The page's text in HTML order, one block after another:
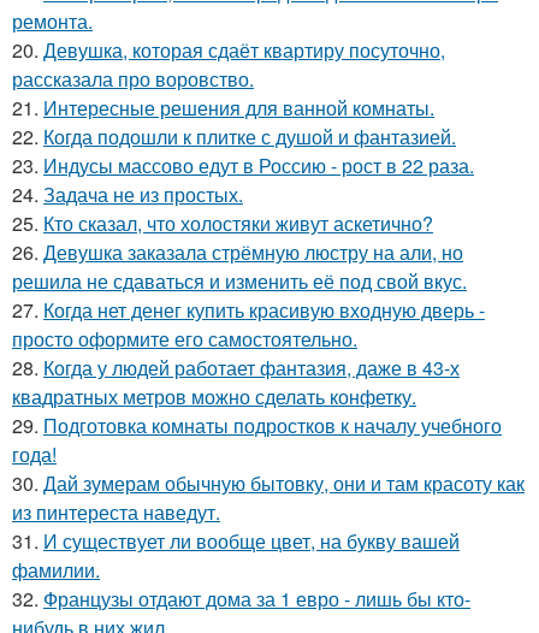
ремонта.
20. Девушка, которая сдаёт квартиру посуточно,
рассказала про воровство.
21. Интересные решения для ванной комнаты.
22. Когда подошли к плитке с душой и фантазией.
23. Индусы массово едут в Россию - рост в 22 раза.
24. Задача не из простых.
25. Кто сказал, что холостяки живут аскетично?
26. Девушка заказала стрёмную люстру на али, но
решила не сдаваться и изменить её под свой вкус.
27. Когда нет денег купить красивую входную дверь -
просто оформите его самостоятельно.
28. Когда у людей работает фантазия, даже в 43-х
квадратных метров можно сделать конфетку.
29. Подготовка комнаты подростков к началу учебного
года!
30. Дай зумерам обычную бытовку, они и там красоту как
из пинтереста наведут.
31. И существует ли вообще цвет, на букву вашей
фамилии.
32. Французы отдают дома за 1 евро - лишь бы кто-
нибудь в них жил.